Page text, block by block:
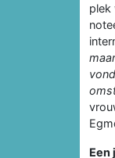
plek
Een